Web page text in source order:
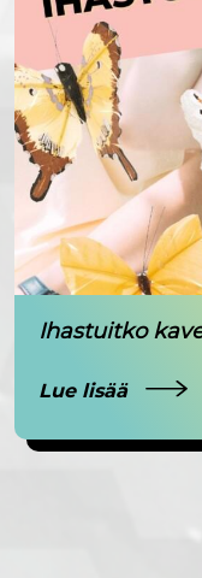
Ihastuitko
Lue lisää